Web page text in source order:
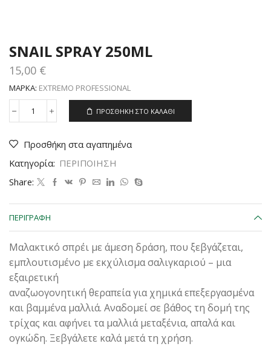
SNAIL SPRAY 250ML
15,00 €
ΜΆΡΚΑ: EXTREMO PROFESSIONAL
SNAIL
ποσότητα
ΠΡΟΣΘΉΚΗ ΣΤΟ ΚΑΛΆΘΙ
Προσθήκη στα αγαπημένα
Κατηγορία: ΠΕΡΙΠΟΙΗΣΗ
Share:
ΠΕΡΙΓΡΑΦΉ
Μαλακτικό σπρέι με άμεση δράση, που ξεβγάζεται,
εμπλουτισμένο με εκχύλισμα σαλιγκαριού – μια
εξαιρετική
αναζωογονητική θεραπεία για χημικά επεξεργασμένα
και βαμμένα μαλλιά. Αναδομεί σε βάθος τη δομή της
τρίχας και αφήνει τα μαλλιά μεταξένια, απαλά και
ογκώδη. Ξεβγάλετε καλά μετά τη χρήση.